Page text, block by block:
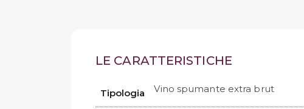
LE CARATTERISTICHE
Tipologia Vino spumante extra brut